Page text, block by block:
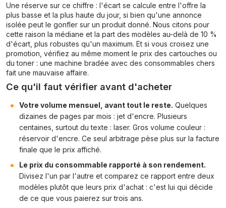
Une réserve sur ce chiffre : l'écart se calcule entre l'offre la
plus basse et la plus haute du jour, si bien qu'une annonce
isolée peut le gonfler sur un produit donné. Nous citons pour
cette raison la médiane et la part des modèles au-delà de 10 %
d'écart, plus robustes qu'un maximum. Et si vous croisez une
promotion, vérifiez au même moment le prix des cartouches ou
du toner : une machine bradée avec des consommables chers
fait une mauvaise affaire.
Ce qu'il faut vérifier avant d'acheter
Votre volume mensuel, avant tout le reste. Quelques
dizaines de pages par mois : jet d'encre. Plusieurs
centaines, surtout du texte : laser. Gros volume couleur :
réservoir d'encre. Ce seul arbitrage pèse plus sur la facture
finale que le prix affiché.
Le prix du consommable rapporté à son rendement.
Divisez l'un par l'autre et comparez ce rapport entre deux
modèles plutôt que leurs prix d'achat : c'est lui qui décide
de ce que vous paierez sur trois ans.